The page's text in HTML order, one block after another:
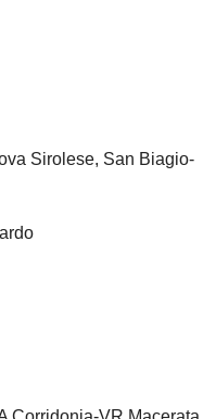
Sirolese, San Biagio-